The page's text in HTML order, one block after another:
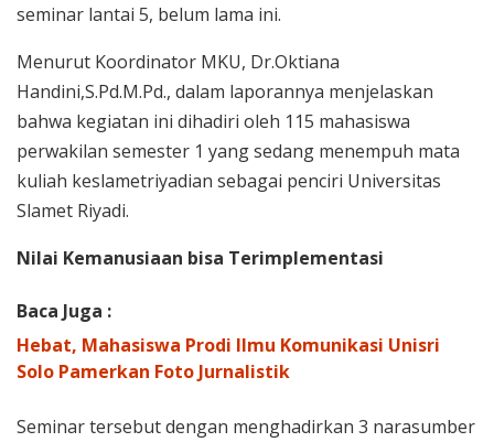
seminar lantai 5, belum lama ini.
Menurut Koordinator MKU, Dr.Oktiana
Handini,S.Pd.M.Pd., dalam laporannya menjelaskan
bahwa kegiatan ini dihadiri oleh 115 mahasiswa
perwakilan semester 1 yang sedang menempuh mata
kuliah keslametriyadian sebagai penciri Universitas
Slamet Riyadi.
Nilai Kemanusiaan bisa Terimplementasi
Baca Juga :
Hebat, Mahasiswa Prodi Ilmu Komunikasi Unisri
Solo Pamerkan Foto Jurnalistik
Seminar tersebut dengan menghadirkan 3 narasumber